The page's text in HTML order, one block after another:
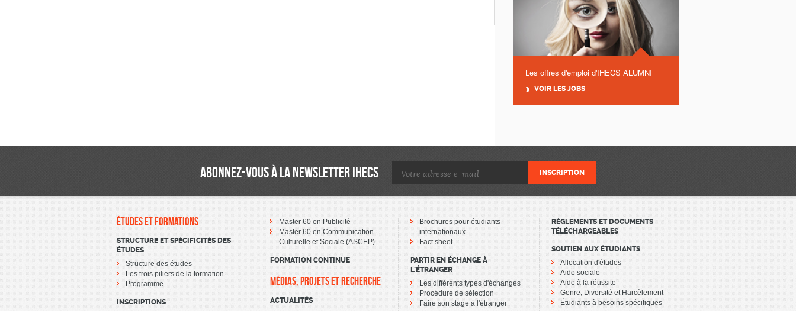
Les offres d'emploi d'IHECS ALUMNI
VOIR LES JOBS
ABONNEZ-VOUS À LA NEWSLETTER IHECS
ÉTUDES ET FORMATIONS
STRUCTURE ET SPÉCIFICITÉS DES
ÉTUDES
Structure des études
Les trois piliers de la formation
Programme
INSCRIPTIONS
Master 60 en Publicité
Master 60 en Communication
Culturelle et Sociale (ASCEP)
FORMATION CONTINUE
MÉDIAS, PROJETS ET RECHERCHE
ACTUALITÉS
Brochures pour étudiants
internationaux
Fact sheet
PARTIR EN ÉCHANGE À
L’ÉTRANGER
Les différents types d'échanges
Procédure de sélection
Faire son stage à l'étranger
RÈGLEMENTS ET DOCUMENTS
TÉLÉCHARGEABLES
SOUTIEN AUX ÉTUDIANTS
Allocation d'études
Aide sociale
Aide à la réussite
Genre, Diversité et Harcèlement
Étudiants à besoins spécifiques